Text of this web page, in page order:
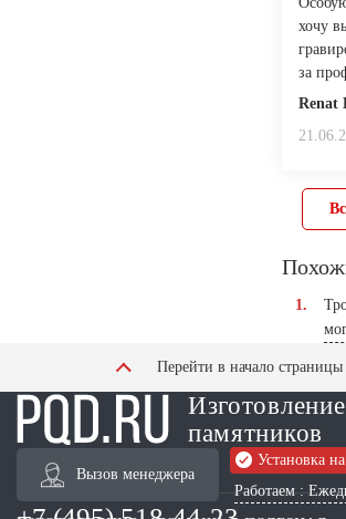
хочу
за
Renat
Перейти в начало страницы
Изготовление
памятников
Вызов менеджера
Установка
Работаем :